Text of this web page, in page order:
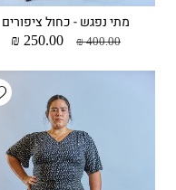
מתי נפגש - כחול ציפורים
מחיר
400.00 ₪
מחיר
250.00 ₪